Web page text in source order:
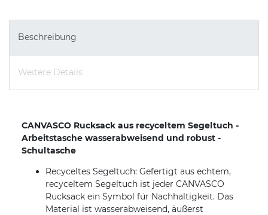
Beschreibung
Weitere Details
CANVASCO Rucksack aus recyceltem Segeltuch -
Arbeitstasche wasserabweisend und robust -
Schultasche
Recyceltes Segeltuch: Gefertigt aus echtem,
recyceltem Segeltuch ist jeder CANVASCO
Rucksack ein Symbol für Nachhaltigkeit. Das
Material ist wasserabweisend, äußerst